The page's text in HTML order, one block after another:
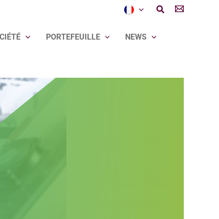
Rechercher
PORTEFEUILLE NEWS